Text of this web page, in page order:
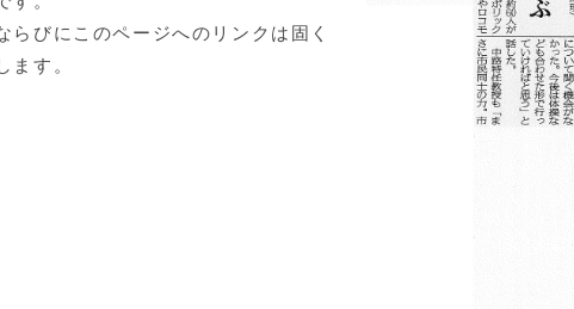
びにこのページへのリンクは固く
ます。